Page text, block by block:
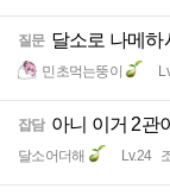
질문 달소로 나메하
민초먹는뚱이
잡담 아니 이거 2관
달소어더해 Lv.24